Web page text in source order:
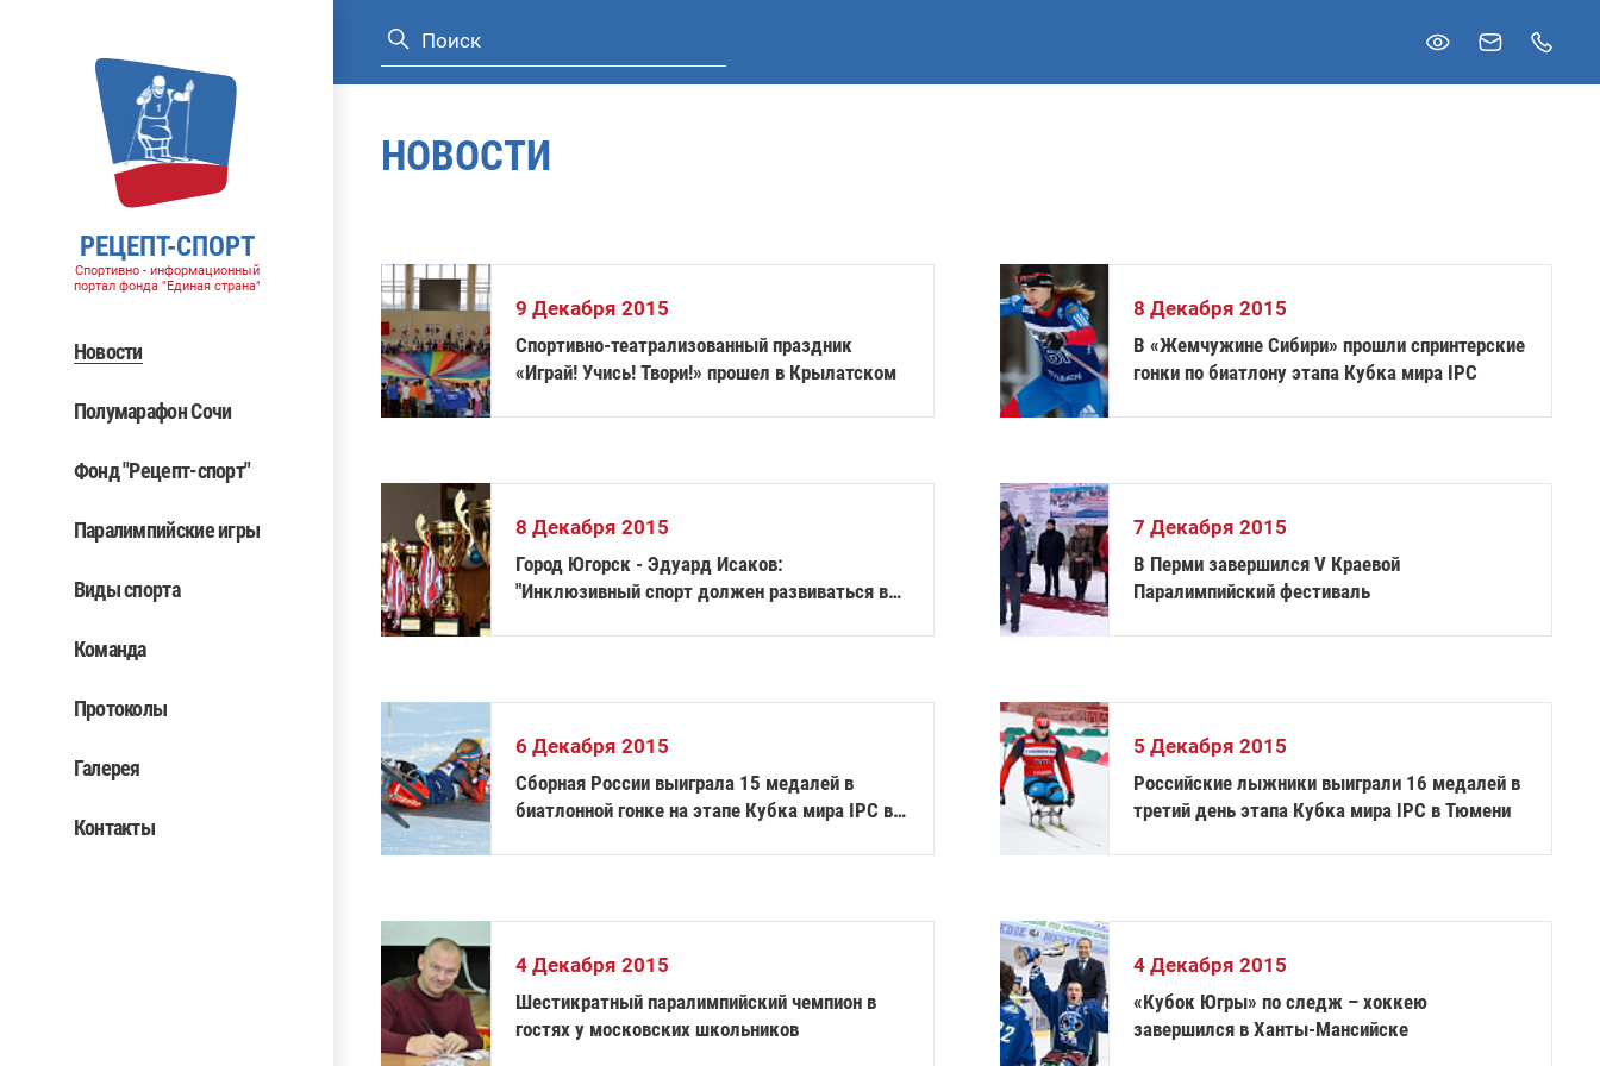
РЕЦЕПТ-СПОРТ
Спортивно - информационный
портал фонда "Единая страна"
Новости
Полумарафон Сочи
Фонд "Рецепт-спорт"
Паралимпийские игры
Виды спорта
Команда
Протоколы
Галерея
Контакты
НОВОСТИ
9 Декабря 2015
Спортивно-театрализованный праздник
«Играй! Учись! Твори!» прошел в Крылатском
8 Декабря 2015
В «Жемчужине Сибири» прошли спринтерские
гонки по биатлону этапа Кубка мира IPC
8 Декабря 2015
Город Югорск - Эдуард Исаков:
"Инклюзивный спорт должен развиваться во
7 Декабря 2015
В Перми завершился V Краевой
Паралимпийский фестиваль
6 Декабря 2015
Сборная России выиграла 15 медалей в
биатлонной гонке на этапе Кубка мира IPC в
5 Декабря 2015
Российские лыжники выиграли 16 медалей в
третий день этапа Кубка мира IPC в Тюмени
4 Декабря 2015
Шестикратный паралимпийский чемпион в
гостях у московских школьников
4 Декабря 2015
«Кубок Югры» по следж – хоккею
завершился в Ханты-Мансийске